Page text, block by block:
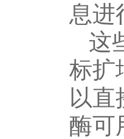
息进
这
标扩
以直
酶可